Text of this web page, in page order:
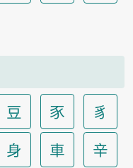
豆 豕
豸
身 車
辛